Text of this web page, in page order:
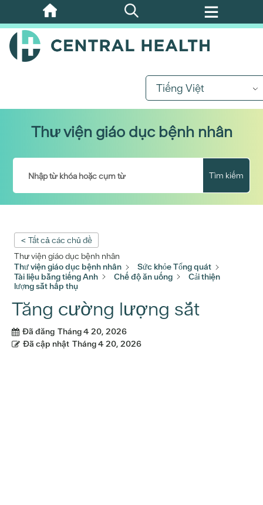
Bỏ
qua
nội
Tiếng Việt
Thư viện giáo dục bệnh nhân
Tìm kiếm
< Tất cả các chủ đề
Thư viện giáo dục bệnh nhân
Thư viện giáo dục bệnh nhân
Sức khỏe Tổng quát
Tài liệu bằng tiếng Anh
Chế độ ăn uống
Cải thiện
lượng sắt hấp thụ
Tăng cường lượng sắt
Đã đăng Tháng 4 20, 2026
Đã cập nhật Tháng 4 20, 2026